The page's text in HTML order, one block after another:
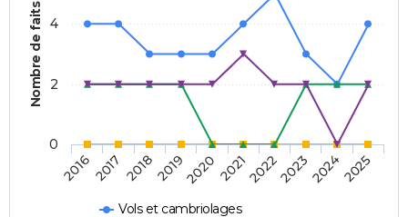
Nombre de faits
Vols et cambriolages
20162017 20182019202020212022202320242025
0
2
4